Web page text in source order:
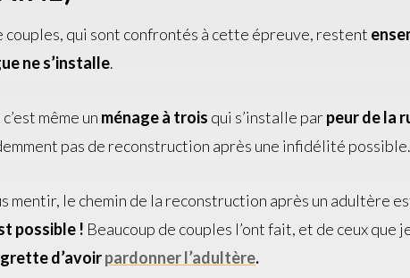
couples, qui sont confrontés à cette épreuve, restent
ne s’installe.
même un ménage à trois qui s’installe parpeur de la
pas de reconstruction après une infidélité possible.
mentir, le chemin de la reconstruction après un adultère
possible ! Beaucoup de couples l’ont fait, et de ceux que
d’avoirpardonner l’adultère.